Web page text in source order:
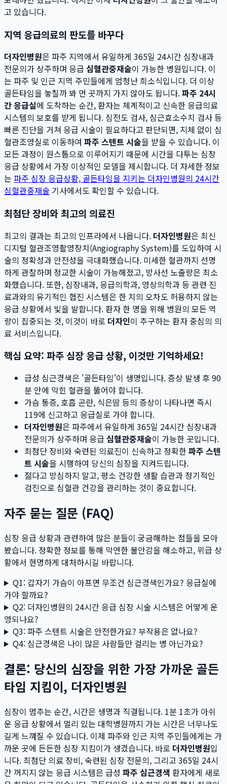
고 있습니다.
지역 응급의료의 판도를 바꾸다
더자인병원은 파주 지역에서 유일하게 365일 24시간 심장내과
전문의가 상주하며 응급 심혈관중재술이 가능한 병원입니다. 이
는 파주 및 인근 지역 주민들에게 엄청난 희소식입니다. 더 이상
골든타임을 놓칠까 봐 먼 곳까지 가지 않아도 됩니다.파주 24시
간 응급실에 도착하는 순간, 환자는 체계적이고 신속한 응급의료
시스템의 보호를 받게 됩니다. 심전도 검사, 심근효소수치 검사 등
빠른 진단을 거쳐 응급 시술이 필요하다고 판단되면, 지체 없이 심
혈관조영실로 이동하여 파주 스텐트 시술을 받을 수 있습니다. 이
모든 과정이 원스톱으로 이루어지기 때문에 시간을 다투는 심장
응급 상황에서 가장 이상적인 모델을 제시합니다. 더 자세한 정보
는 파주 심장 응급상황, 골든타임을 지키는 더자인병원의 24시간
심혈관중재술 기사에서도 확인할 수 있습니다.
최첨단 장비와 최고의 의료진
최고의 결과는 최고의 인프라에서 나옵니다. 더자인병원은 최신
디지털 혈관조영촬영장치(Angiography System)를 도입하여 시
술의 정확성과 안전성을 극대화했습니다. 미세한 혈관까지 선명
하게 관찰하며 정교한 시술이 가능해졌고, 방사선 노출량은 최소
화했습니다. 또한, 심장내과, 응급의학과, 영상의학과 등 관련 진
료과와의 유기적인 협진 시스템은 한 치의 오차도 허용하지 않는
응급 상황에서 빛을 발합니다. 환자 한 명을 위해 병원의 모든 역
량이 집중되는 것, 이것이 바로 더자인이 추구하는 환자 중심의 의
료 서비스입니다.
핵심 요약: 파주 심장 응급 상황, 이것만 기억하세요!
급성 심근경색은 '골든타임'이 생명입니다. 증상 발생 후 90
분 안에 막힌 혈관을 뚫어야 합니다.
가슴 통증, 호흡 곤란, 식은땀 등의 증상이 나타나면 즉시
119에 신고하고 응급실로 가야 합니다.
더자인병원은 파주에서 유일하게 365일 24시간 심장내과
전문의가 상주하며 응급 심혈관중재술이 가능한 곳입니다.
최첨단 장비와 숙련된 의료진이 신속하고 정확한파주 스텐
트 시술을 시행하여 당신의 심장을 지켜드립니다.
젊다고 방심하지 말고, 평소 건강한 생활 습관과 정기적인
검진으로 심혈관 건강을 관리하는 것이 중요합니다.
자주 묻는 질문 (FAQ)
심장 응급 상황과 관련하여 많은 분들이 궁금해하는 점들을 모아
봤습니다. 정확한 정보를 통해 막연한 불안감을 해소하고, 위급 상
황에서 현명하게 대처하시길 바랍니다.
Q1: 갑자기 가슴이 아프면 무조건 심근경색인가요? 응급실에
가야 할까요?
Q2: 더자인병원의 24시간 응급 심장 시술 시스템은 어떻게 운
영되나요?
Q3: 파주 스텐트 시술은 안전한가요? 부작용은 없나요?
Q4: 심근경색은 나이 많은 사람들만 걸리는 병 아닌가요?
결론: 당신의 심장을 위한 가장 가까운 골든
타임 지킴이, 더자인병원
심장이 멈추는 순간, 시간은 생명과 직결됩니다. 1분 1초가 아쉬
운 응급 상황에서 멀리 있는 대학병원까지 가는 시간은 너무나도
길게 느껴질 수 있습니다. 이제 파주와 인근 지역 주민들에게는 가
까운 곳에 든든한 심장 지킴이가 생겼습니다. 바로 더자인병원입
니다. 최첨단 의료 장비, 숙련된 심장 전문의, 그리고 365일 24시
간 꺼지지 않는 응급 시스템은 급성 파주 심근경색 환자에게 새로